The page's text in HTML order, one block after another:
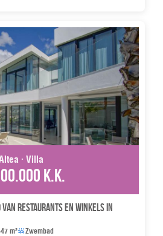
· Villa
k.k.
restaurants en winkels in
m² Zwembad